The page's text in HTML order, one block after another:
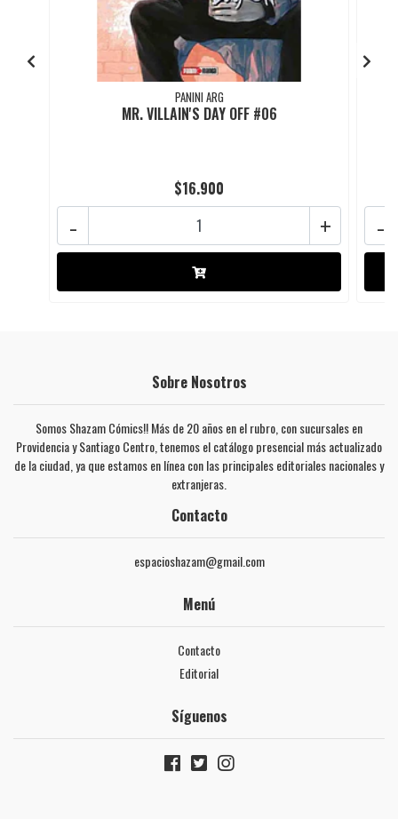
PANINI ARG
MR. VILLAIN'S DAY OFF #06
$16.900
+
- -
Sobre Nosotros
Somos Shazam Cómics!! Más de 20 años en el rubro, con sucursales en
Providencia y Santiago Centro, tenemos el catálogo presencial más actualizado
de la ciudad, ya que estamos en línea con las principales editoriales nacionales y
extranjeras.
Contacto
espacioshazam@gmail.com
Menú
Contacto
Editorial
Síguenos